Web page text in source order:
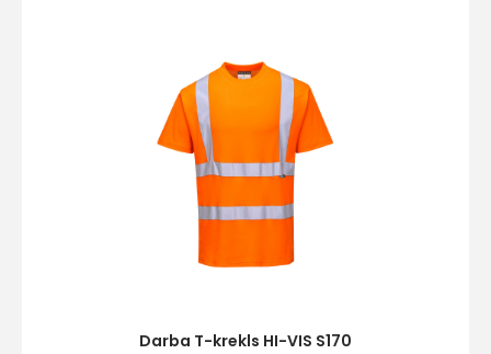
Darba T-krekls HI-VIS S170